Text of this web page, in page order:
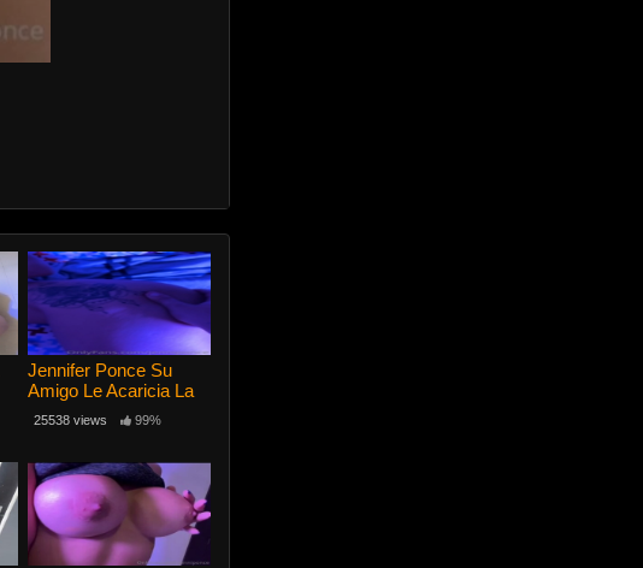
Jennifer Ponce Su
Amigo Le Acaricia La
Nalga
25538 views 99%